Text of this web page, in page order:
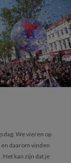
We vieren op
daarom vinden
kan zijn dat je